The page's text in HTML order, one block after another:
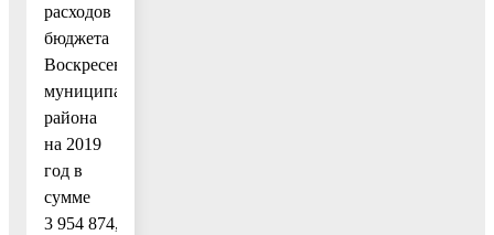
расходов
бюджета
Воскресенского
муниципального
района
на 2019
год в
сумме
3 954 874,6